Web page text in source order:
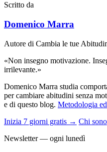
Scritto da
Domenico Marra
Autore di Cambia le tue
«Non insegno motivazione.
irrilevante.»
Domenico Marra studia
per cambiare abitudini senza
e di questo blog. Metodologia
Inizia 7 giorni gratis → Chi sono
Newsletter — ogni lunedì